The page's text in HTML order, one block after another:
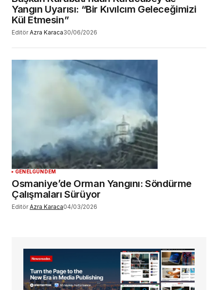
Yangın Uyarısı: “Bir Kıvılcım Geleceğimizi
Kül Etmesin”
Editör Azra Karaca30/06/2026
GENELGÜNDEM
Osmaniye’de Orman Yangını: Söndürme
Çalışmaları Sürüyor
Editör Azra Karaca04/03/2026